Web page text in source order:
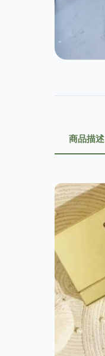
商品描述